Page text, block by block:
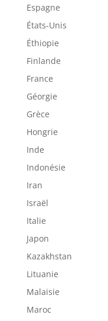
Espagne
États-Unis
Éthiopie
Finlande
France
Géorgie
Grèce
Hongrie
Inde
Indonésie
Iran
Israël
Italie
Japon
Kazakhstan
Lituanie
Malaisie
Maroc